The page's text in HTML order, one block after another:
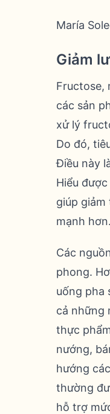
María
Giảm
Fructose,
các sản
xử lý
Do đó,
Điều này
Hiểu
giúp
mạnh hơn.
Các
phong.
uống pha
cả những
thực
nướng,
hướng
thường
hỗ trợ